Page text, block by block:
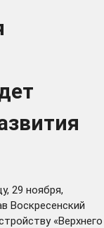
29 ноября,
Воскресенский
«Верхнего